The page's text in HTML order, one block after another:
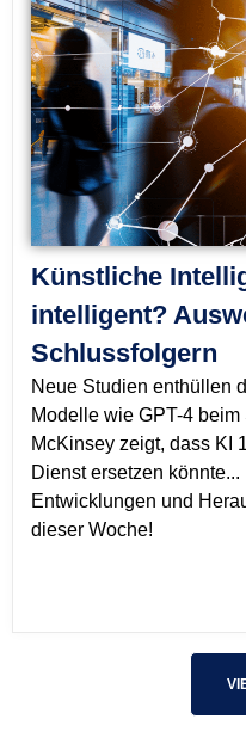
Künstliche
intelligent?
Schlussfolgern
Neue Studien enthüllen
Modelle wie GPT-4
McKinsey zeigt, dass KI
Dienst ersetzen
Entwicklungen und
dieser Woche!